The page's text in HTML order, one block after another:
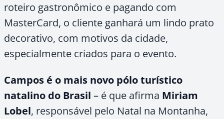
roteiro gastronômico e pagando com
MasterCard, o cliente ganhará um lindo prato
decorativo, com motivos da cidade,
especialmente criados para o evento.
Campos é o mais novo pólo turístico
natalino do Brasil – é que afirma Miriam
Lobel, responsável pelo Natal na Montanha,